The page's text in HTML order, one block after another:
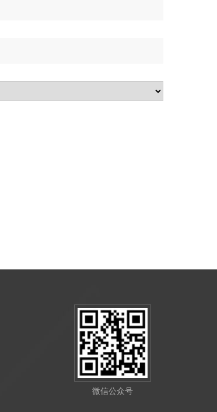
微信公众号